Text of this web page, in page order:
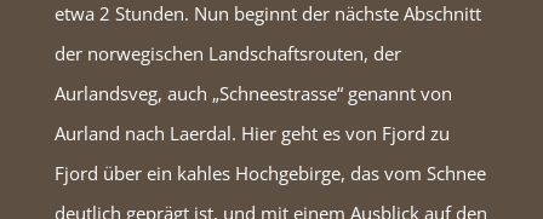
etwa 2 Stunden. Nun beginnt der nächste Abschnitt
der norwegischen Landschaftsrouten, der
Aurlandsveg, auch „Schneestrasse“ genannt von
Aurland nach Laerdal. Hier geht es von Fjord zu
Fjord über ein kahles Hochgebirge, das vom Schnee
deutlich geprägt ist, und mit einem Ausblick auf den